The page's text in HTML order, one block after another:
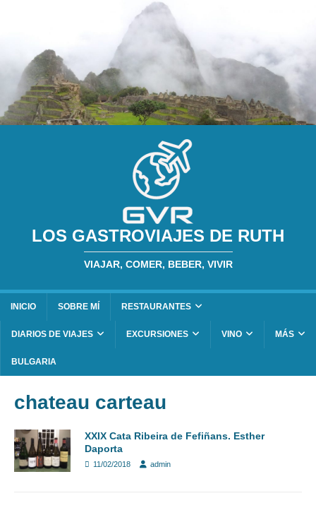
LOS GASTROVIAJES DE RUTH
VIAJAR, COMER, BEBER, VIVIR
INICIO SOBRE MÍ RESTAURANTES
DIARIOS DE VIAJES EXCURSIONES VINO MÁS
BULGARIA
chateau carteau
XXIX Cata Ribeira de Fefiñans. Esther
Daporta
11/02/2018 admin